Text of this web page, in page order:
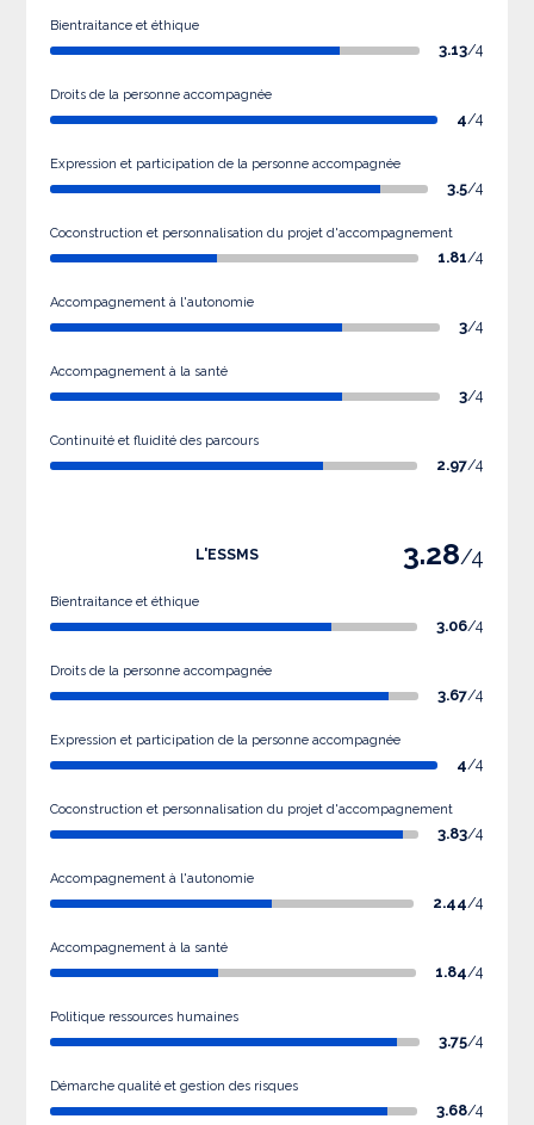
Bientraitance et éthique
3.13/4
Droits de la personne accompagnée
4/4
Expression et participation de la personne accompagnée
3.5/4
Coconstruction et personnalisation du projet d'accompagnement
1.81/4
Accompagnement à l'autonomie
3/4
Accompagnement à la santé
3/4
Continuité et fluidité des parcours
2.97/4
L'ESSMS 3.28/4
Bientraitance et éthique
3.06/4
Droits de la personne accompagnée
3.67/4
Expression et participation de la personne accompagnée
4/4
Coconstruction et personnalisation du projet d'accompagnement
3.83/4
Accompagnement à l'autonomie
2.44/4
Accompagnement à la santé
1.84/4
Politique ressources humaines
3.75/4
Démarche qualité et gestion des risques
3.68/4